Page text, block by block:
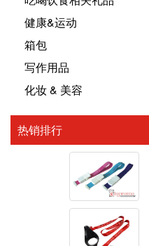
健康&运动
箱包
写作用品
化妆 & 美容
热销排行